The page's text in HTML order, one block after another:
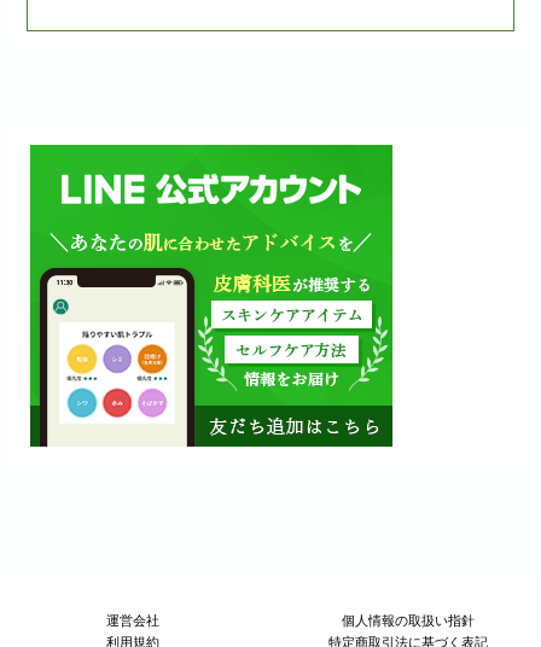
運営会社
個人情報の取扱い指針
利用規約
特定商取引法に基づく表記